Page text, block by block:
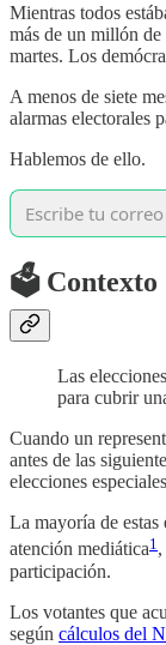
Mientras todos
más de un millón de
martes. Los
A menos de siete
alarmas electorales
Hablemos de ello.
🗳️ Contexto
Las
para cubrir
Cuando un
antes de las
elecciones
La mayoría de estas
atención mediática1
participación.
Los votantes que
según cálculos del